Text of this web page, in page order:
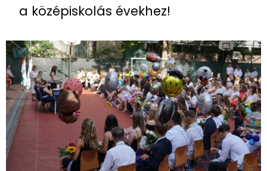
a középiskolás évekhez!